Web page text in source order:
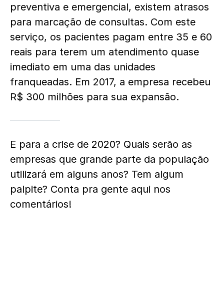
preventiva e emergencial, existem atrasos
para marcação de consultas. Com este
serviço, os pacientes pagam entre 35 e 60
reais para terem um atendimento quase
imediato em uma das unidades
franqueadas. Em 2017, a empresa recebeu
R$ 300 milhões para sua expansão.
E para a crise de 2020? Quais serão as
empresas que grande parte da população
utilizará em alguns anos? Tem algum
palpite? Conta pra gente aqui nos
comentários!